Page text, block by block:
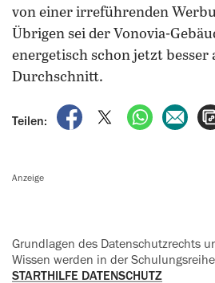
von einer irreführenden
Übrigen sei der Vonovia-
energetisch schon jetzt besser
Durchschnitt.
Teilen:
auf Facebook teilen
auf X teilen
per per
Anzeige
Grundlagen des Datenschutzrechts und praxisorientiertes
Wissen werden in der Schulungsreihe
STARTHILFE DATENSCHUTZ